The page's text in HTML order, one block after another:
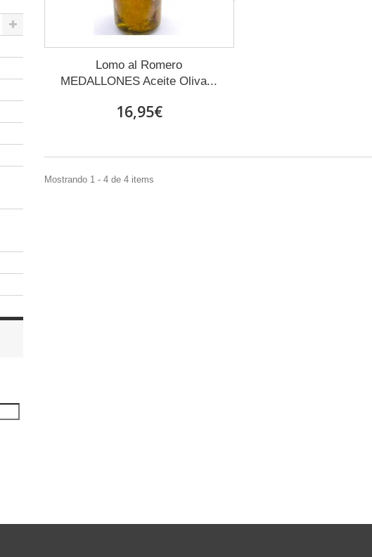
Lomo al Romero
MEDALLONES Aceite Oliva...
16,95€
Mostrando 1 - 4 de 4 items